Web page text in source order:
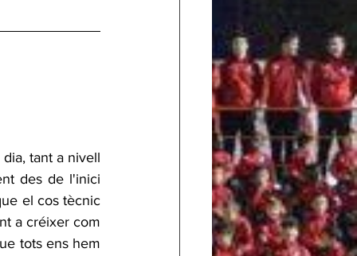
tant a nivell
des de l'inici
el cos tècnic
a créixer com
tots ens hem